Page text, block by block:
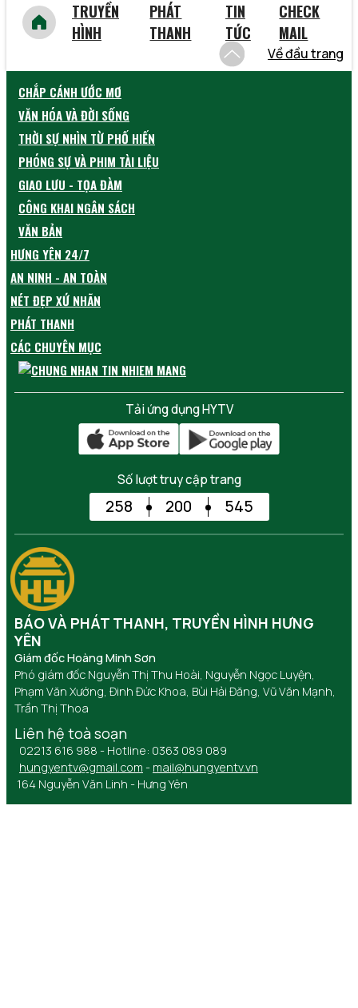
TRUYỀN
HÌNH
PHÁT
THANH
TIN
TỨC
CHECK
MAIL
Về đầu trang
CHẮP CÁNH ƯỚC MƠ
VĂN HÓA VÀ ĐỜI SỐNG
THỜI SỰ NHÌN TỪ PHỐ HIẾN
PHÓNG SỰ VÀ PHIM TÀI LIỆU
GIAO LƯU - TỌA ĐÀM
CÔNG KHAI NGÂN SÁCH
VĂN BẢN
HƯNG YÊN 24/7
AN NINH - AN TOÀN
NÉT ĐẸP XỨ NHÃN
PHÁT THANH
CÁC CHUYÊN MỤC
Tải ứng dụng HYTV
Số lượt truy cập trang
258 200 545
BÁO VÀ PHÁT THANH, TRUYỀN HÌNH HƯNG
YÊN
Giám đốc Hoàng Minh Sơn
Phó giám đốc Nguyễn Thị Thu Hoài, Nguyễn Ngọc Luyện,
Phạm Văn Xướng, Đinh Đức Khoa, Bùi Hải Đăng, Vũ Văn Mạnh,
Trần Thị Thoa
Liên hệ toà soạn
02213 616 988 - Hotline: 0363 089 089
hungyentv@gmail.com - mail@hungyentv.vn
164 Nguyễn Văn Linh - Hưng Yên